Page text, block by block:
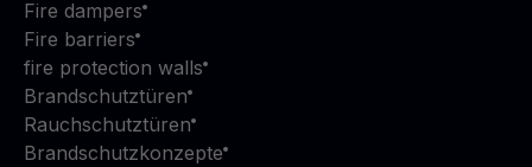
Fire dampers
Fire barriers
fire protection walls
Brandschutztüren
Rauchschutztüren
Brandschutzkonzepte